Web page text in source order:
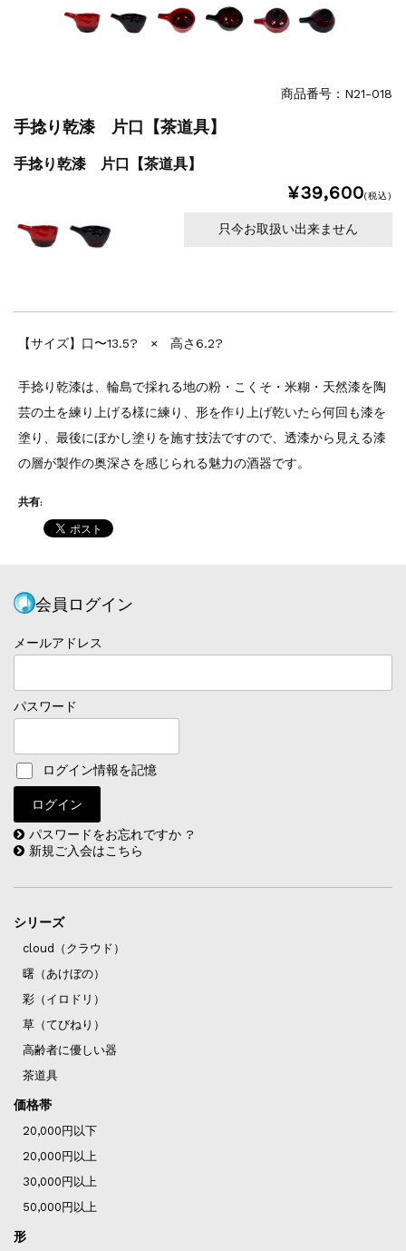
商品番号：N21-018
手捻り乾漆 片口【茶道具】
手捻り乾漆 片口【茶道具】
¥39,600(税込)
只今お取扱い出来ません
【サイズ】口〜13.5? × 高さ6.2?
手捻り乾漆は、輪島で採れる地の粉・こくそ・米糊・天然漆を陶
芸の土を練り上げる様に練り、形を作り上げ乾いたら何回も漆を
塗り、最後にぼかし塗りを施す技法ですので、透漆から見える漆
の層が製作の奥深さを感じられる魅力の酒器です。
共有:
会員ログイン
メールアドレス
パスワード
ログイン情報を記憶
パスワードをお忘れですか ?
新規ご入会はこちら
シリーズ
cloud（クラウド）
曙（あけぼの）
彩（イロドリ）
草（てびねり）
高齢者に優しい器
茶道具
価格帯
20,000円以下
20,000円以上
30,000円以上
50,000円以上
形